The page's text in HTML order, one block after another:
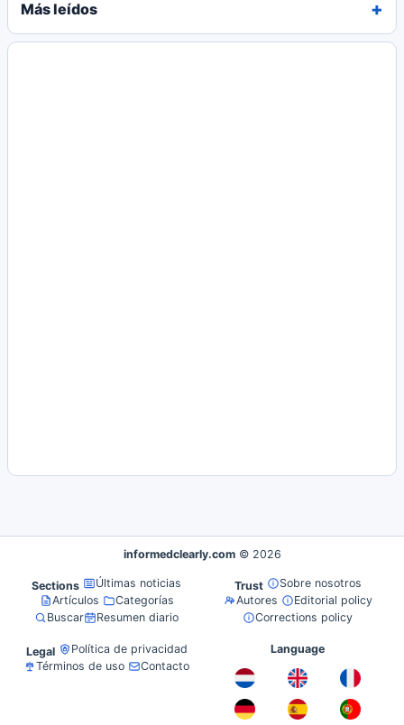
Más leídos
informedclearly.com © 2026
Sections
Últimas noticias
Artículos
Categorías
Buscar
Resumen diario
Trust
Sobre nosotros
Autores
Editorial policy
Corrections policy
Legal
Política de privacidad
Términos de uso
Contacto
Language